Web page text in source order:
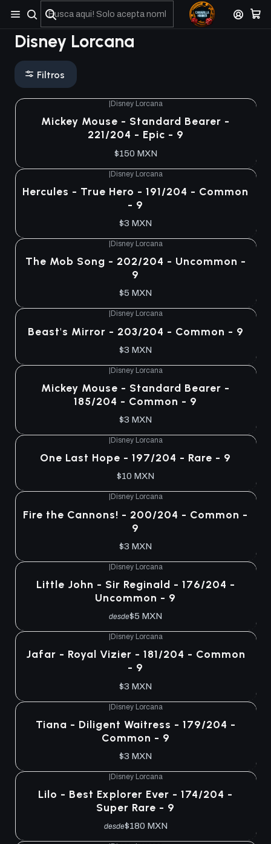
No olviden reportar sus depositos y transferencias por Whatsapp
Disney Lorcana
Filtros
Disney Lorcana
Mickey Mouse - Standard Bearer -
221/204 - Epic - 9
$150 MXN
|Disney Lorcana
Hercules - True Hero - 191/204 - Common
- 9
$3 MXN
Disney Lorcana
The Mob Song - 202/204 - Uncommon -
9
$5 MXN
Disney Lorcana
Beast's Mirror - 203/204 - Common - 9
$3 MXN
|Disney Lorcana
Mickey Mouse - Standard Bearer -
185/204 - Common - 9
$3 MXN
Disney Lorcana
One Last Hope - 197/204 - Rare - 9
$10 MXN
Disney Lorcana
Fire the Cannons! - 200/204 - Common -
9
$3 MXN
|Disney Lorcana
Little John - Sir Reginald - 176/204 -
Uncommon - 9
desde$5 MXN
Disney Lorcana
Jafar - Royal Vizier - 181/204 - Common
- 9
$3 MXN
|Disney Lorcana
Tiana - Diligent Waitress - 179/204 -
Common - 9
$3 MXN
Disney Lorcana
Lilo - Best Explorer Ever - 174/204 -
Super Rare - 9
desde$180 MXN